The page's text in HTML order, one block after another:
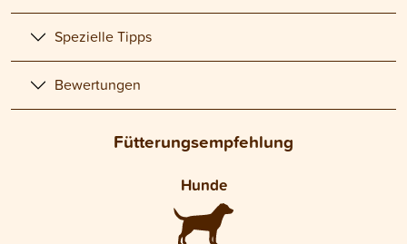
Spezielle Tipps
Bewertungen
Fütterungsempfehlung
Hunde